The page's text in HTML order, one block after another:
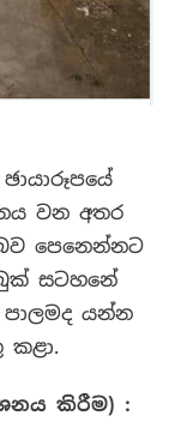
ඡායාරූපයේ
වන අතර
පෙනෙන්නට
සටහනේ
පාලමද යන්න
කළා.
කිරීම) :